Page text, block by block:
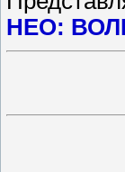
НЕО: